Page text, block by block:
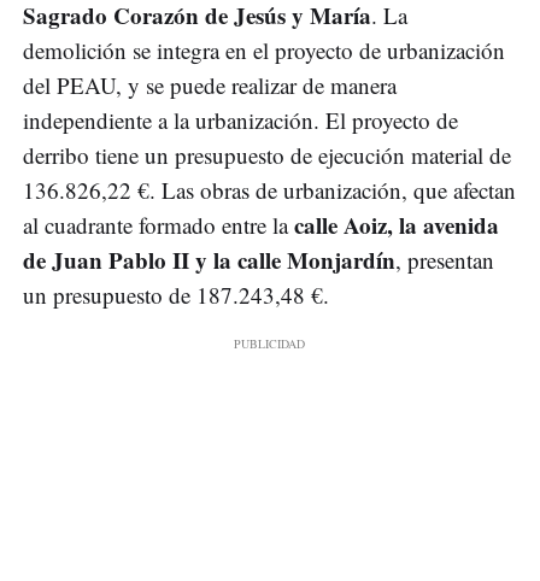
Sagrado Corazón de Jesús y María. La
demolición se integra en el proyecto de urbanización
del PEAU, y se puede realizar de manera
independiente a la urbanización. El proyecto de
derribo tiene un presupuesto de ejecución material de
136.826,22 €. Las obras de urbanización, que afectan
al cuadrante formado entre lacalle Aoiz, la avenida
de Juan Pablo II y la calle Monjardín, presentan
un presupuesto de 187.243,48 €.